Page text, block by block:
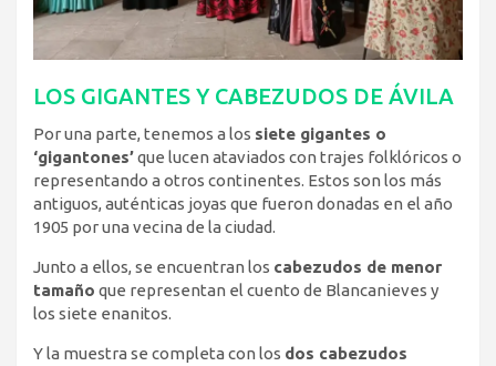
LOS GIGANTES Y CABEZUDOS DE ÁVILA
Por una parte, tenemos a los siete gigantes o
‘gigantones’que lucen ataviados con trajes folklóricos o
representando a otros continentes. Estos son los más
antiguos, auténticas joyas que fueron donadas en el año
1905 por una vecina de la ciudad.
Junto a ellos, se encuentran los cabezudos de menor
tamaño que representan el cuento de Blancanieves y
los siete enanitos.
Y la muestra se completa con los dos cabezudos